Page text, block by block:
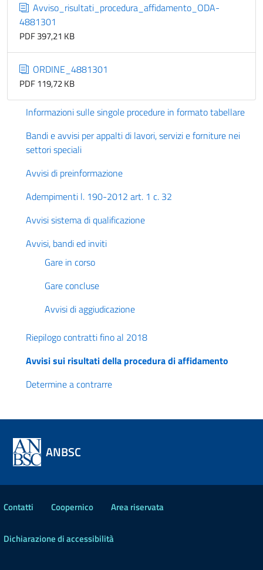
Avviso_risultati_procedura_affidamento_ODA-
4881301
PDF 397,21 KB
ORDINE_4881301
PDF 119,72 KB
Informazioni sulle singole procedure in formato tabellare
Bandi e avvisi per appalti di lavori, servizi e forniture nei
settori speciali
Avvisi di preinformazione
Adempimenti l. 190-2012 art. 1 c. 32
Avvisi sistema di qualificazione
Avvisi, bandi ed inviti
Gare in corso
Gare concluse
Avvisi di aggiudicazione
Riepilogo contratti fino al 2018
Avvisi sui risultati della procedura di affidamento
Determine a contrarre
ANBSC
Contatti Coopernico Area riservata
Dichiarazione di accessibilità